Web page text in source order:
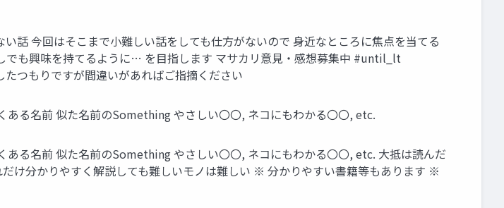
話 今回はそこまで小難しい話をしても仕方がないので 身近なところに焦点を当てる
でも興味を持てるように… を目指します マサカリ意見・感想募集中 #until_lt
つもりですが間違いがあればご指摘ください
る名前 似た名前のSomething やさしい〇〇, ネコにもわかる〇〇, etc.
る名前 似た名前のSomething やさしい〇〇, ネコにもわかる〇〇, etc. 大抵は読んだ
け分かりやすく解説しても難しいモノは難しい ※ 分かりやすい書籍等もあります ※